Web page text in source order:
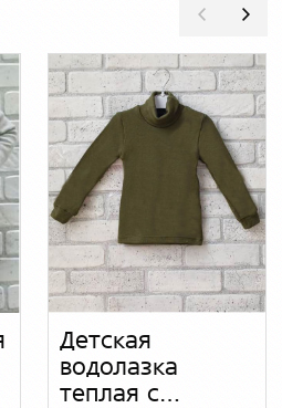
Детская
водолазка
теплая с